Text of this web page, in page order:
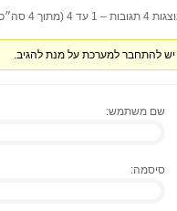
– 1 עד 4 (מתוך 4 סה״כ)
יש להתחבר למערכת על מנת להגיב.
שם משתמש:
סיסמה: